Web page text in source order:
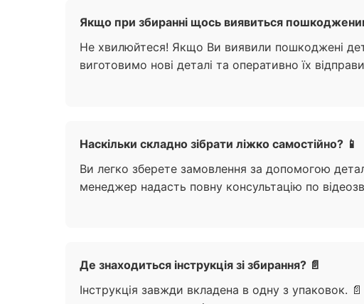
Якщо при збиранні щось виявиться
Не хвилюйтеся! Якщо Ви виявили пошкоджені
виготовимо нові деталі та оперативно їх
Наскільки складно зібрати ліжко самостійно? 📱
Ви легко зберете замовлення за допомогою
менеджер надасть повну консультацію по
Де знаходиться інструкція зі збирання? 📄
Інструкція завжди вкладена в одну з упаковок.